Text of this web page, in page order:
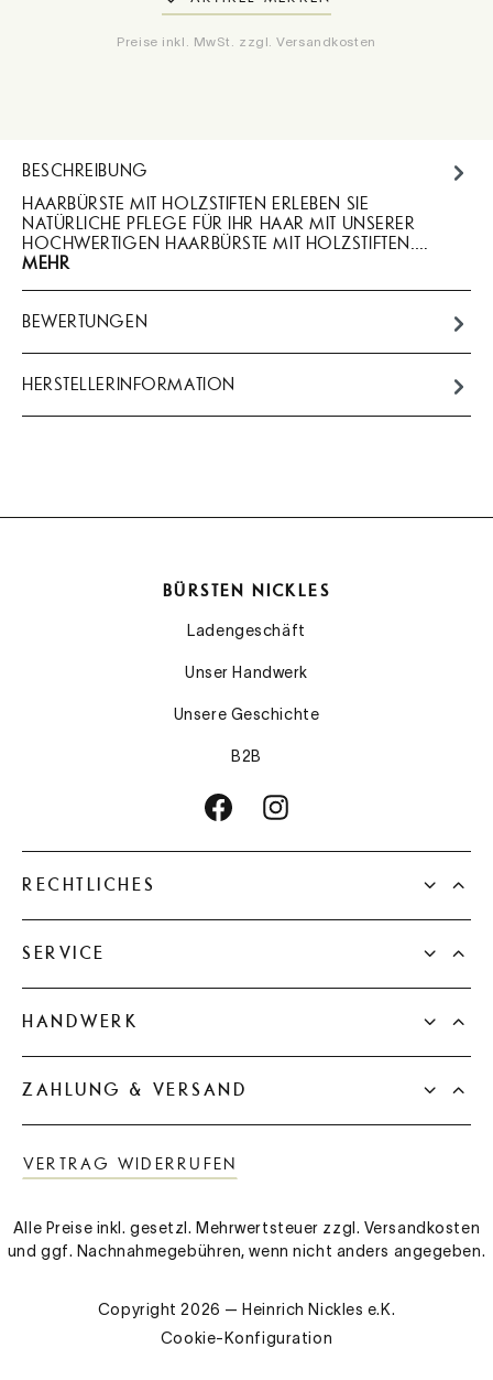
Preise inkl. MwSt. zzgl. Versandkosten
BESCHREIBUNG
HAARBÜRSTE MIT HOLZSTIFTEN ERLEBEN SIE
NATÜRLICHE PFLEGE FÜR IHR HAAR MIT UNSERER
HOCHWERTIGEN HAARBÜRSTE MIT HOLZSTIFTEN.…
MEHR
BEWERTUNGEN
HERSTELLERINFORMATION
RECHTLICHES
SERVICE
BÜRSTEN NICKLES
Ladengeschäft
Unser Handwerk
Unsere Geschichte
B2B
HANDWERK
ZAHLUNG & VERSAND
VERTRAG WIDERRUFEN
Alle Preise inkl. gesetzl. Mehrwertsteuer zzgl. Versandkosten
und ggf. Nachnahmegebühren, wenn nicht anders angegeben.
Copyright 2026 — Heinrich Nickles e.K.
Cookie-Konfiguration